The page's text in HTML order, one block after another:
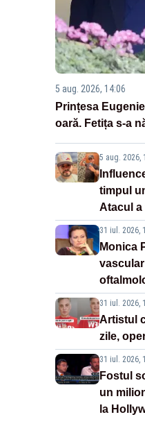
5 aug. 2026, 14:06
Prințesa
oară. Fetița s-a
5 aug. 2026,
timpul
Atacul
31 iul. 2026,
Monica
31 iul. 2026,
Artistul
zile,
31 iul. 2026,
Fostul
un
la